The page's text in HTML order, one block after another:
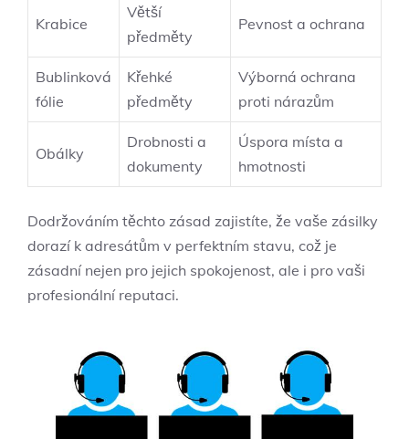
Krabice
Větší
předměty
Pevnost a ochrana
Bublinková
fólie
Křehké
předměty
Výborná ochrana
proti nárazům
Obálky
Drobnosti a
dokumenty
Úspora místa a
hmotnosti
Dodržováním těchto zásad zajistíte, ⁢že vaše zásilky
dorazí k adresátům v perfektním stavu, což je
zásadní nejen pro⁣ jejich spokojenost, ale i pro vaši
profesionální reputaci.